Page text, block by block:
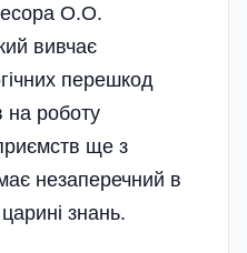
О.О.
вивчає
перешкод
на роботу
ще з
незаперечний в
знань.